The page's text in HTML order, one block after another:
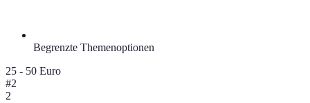
Begrenzte Themenoptionen
25 - 50 Euro
#2
2